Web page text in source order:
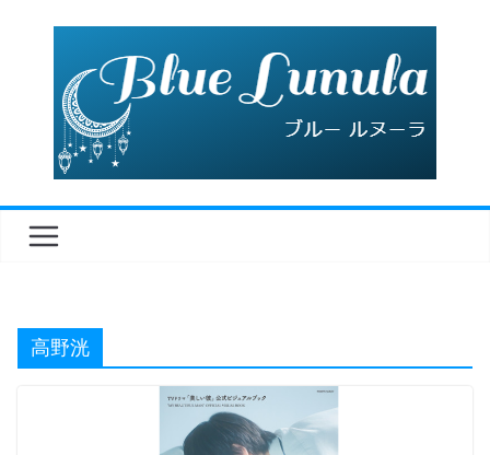
高野洸